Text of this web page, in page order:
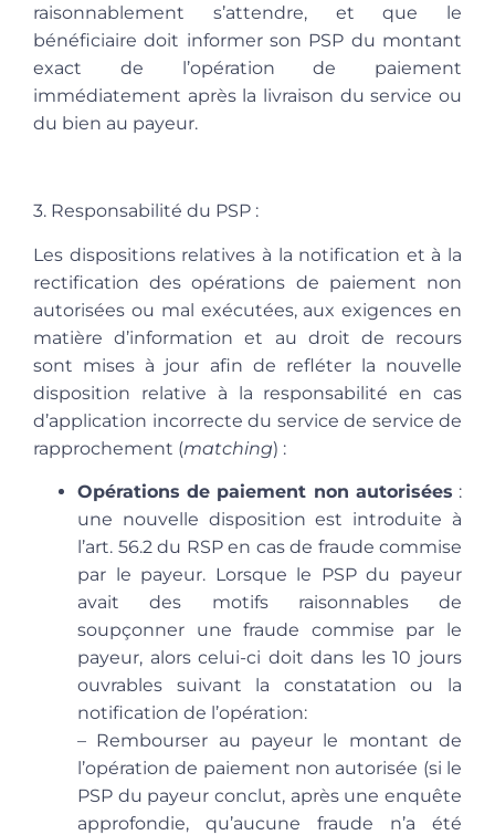
raisonnablement s’attendre, et que le
bénéficiaire doit informer son PSP du montant
exact de l’opération de paiement
immédiatement après la livraison du service ou
du bien au payeur.
3. Responsabilité du PSP :
Les dispositions relatives à la notification et à la
rectification des opérations de paiement non
autorisées ou mal exécutées, aux exigences en
matière d’information et au droit de recours
sont mises à jour afin de refléter la nouvelle
disposition relative à la responsabilité en cas
d’application incorrecte du service de service de
rapprochement (matching) :
Opérations de paiement non autorisées :
une nouvelle disposition est introduite à
l’art. 56.2 du RSP en cas de fraude commise
par le payeur. Lorsque le PSP du payeur
avait des motifs raisonnables de
soupçonner une fraude commise par le
payeur, alors celui-ci doit dans les 10 jours
ouvrables suivant la constatation ou la
notification de l’opération:
– Rembourser au payeur le montant de
l’opération de paiement non autorisée (si le
PSP du payeur conclut, après une enquête
approfondie, qu’aucune fraude n’a été